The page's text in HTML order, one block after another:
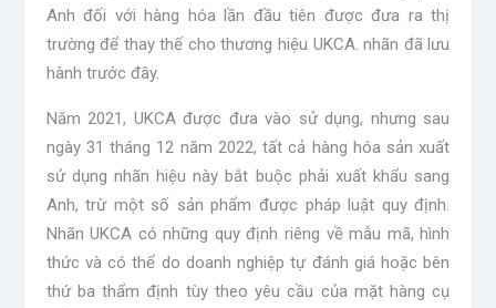
Anh đối với hàng hóa lần đầu tiên được đưa ra thị
trường để thay thế cho thương hiệu UKCA. nhãn đã lưu
hành trước đây.
Năm 2021, UKCA được đưa vào sử dụng, nhưng sau
ngày 31 tháng 12 năm 2022, tất cả hàng hóa sản xuất
sử dụng nhãn hiệu này bắt buộc phải xuất khẩu sang
Anh, trừ một số sản phẩm được pháp luật quy định.
Nhãn UKCA có những quy định riêng về mẫu mã, hình
thức và có thể do doanh nghiệp tự đánh giá hoặc bên
thứ ba thẩm định tùy theo yêu cầu của mặt hàng cụ